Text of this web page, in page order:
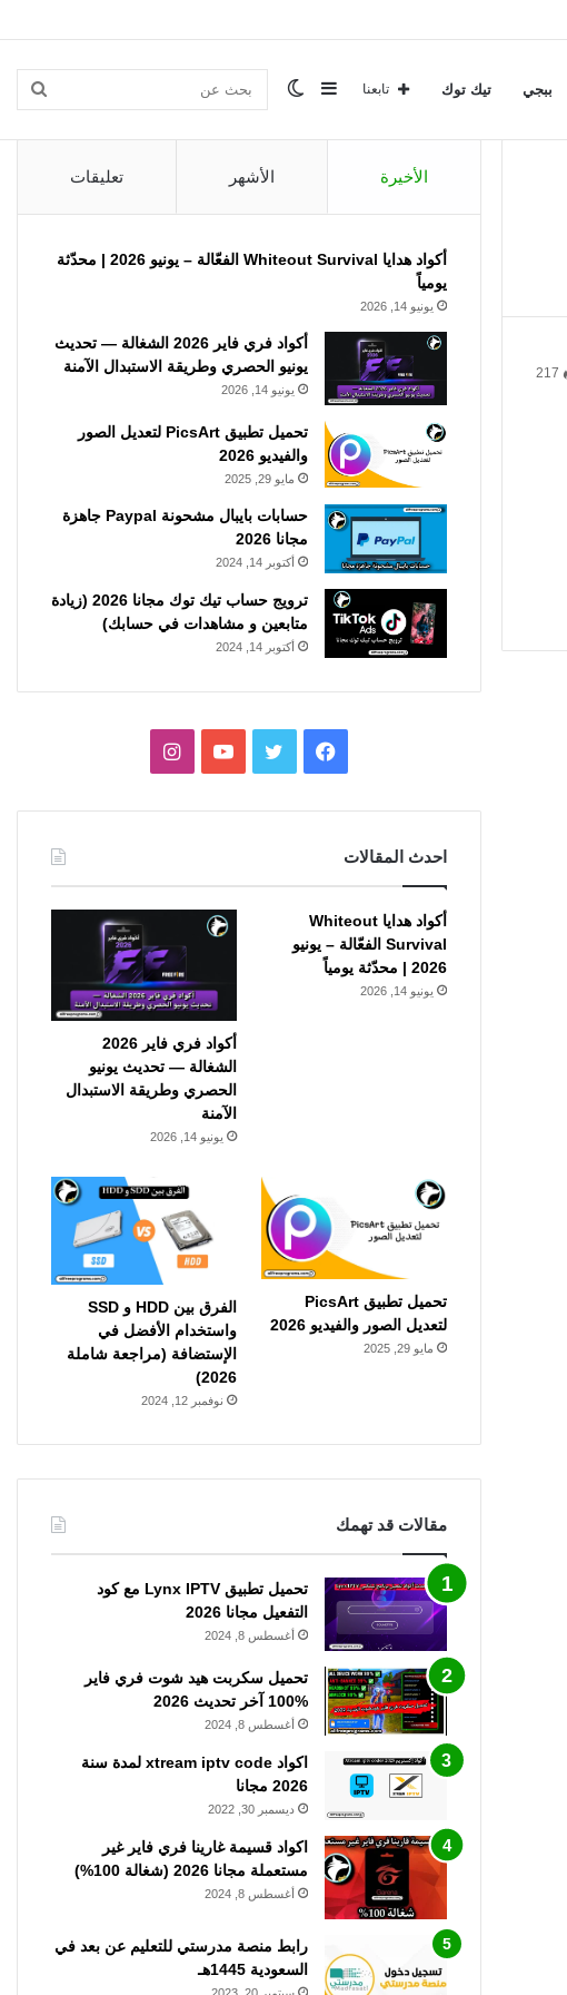
ببجي تيك توك بحث الوضع
المظلم
إضافة تابعنا
217
الأخيرة الأشهر تعليقات
أكواد هدايا Whiteout Survival الفعّالة – يونيو 2026 | محدّثة
يومياً
يونيو 14, 2026
أكواد فري فاير 2026 الشغالة — تحديث
يونيو الحصري وطريقة الاستبدال الآمنة
يونيو 14, 2026
تحميل تطبيق PicsArt لتعديل الصور
والفيديو 2026
مايو 29, 2025
حسابات بايبال مشحونة Paypal جاهزة
مجانا 2026
أكتوبر 14, 2024
ترويج حساب تيك توك مجانا 2026 (زيادة
متابعين و مشاهدات في حسابك)
أكتوبر 14, 2024
فيسبوكتويتر يوتيوبانستقرام
احدث المقالات
أكواد هدايا Whiteout
Survival الفعّالة – يونيو
2026 | محدّثة يومياً
يونيو 14, 2026
أكواد فري فاير 2026
الشغالة — تحديث يونيو
الحصري وطريقة الاستبدال
الآمنة
يونيو 14, 2026
تحميل تطبيق PicsArt
لتعديل الصور والفيديو 2026
مايو 29, 2025
الفرق بين HDD و SSD
واستخدام الأفضل في
الإستضافة (مراجعة شاملة
2026)
نوفمبر 12, 2024
مقالات قد تهمك
تحميل تطبيق Lynx IPTV مع كود
التفعيل مجانا 2026
أغسطس 8, 2024
تحميل سكربت هيد شوت فري فاير
%100 آخر تحديث 2026
أغسطس 8, 2024
اكواد xtream iptv code لمدة سنة
2026 مجانا
ديسمبر 30, 2022
اكواد قسيمة غارينا فري فاير غير
مستعملة مجانا 2026 (شغالة 100%)
أغسطس 8, 2024
رابط منصة مدرستي للتعليم عن بعد في
السعودية 1445هـ